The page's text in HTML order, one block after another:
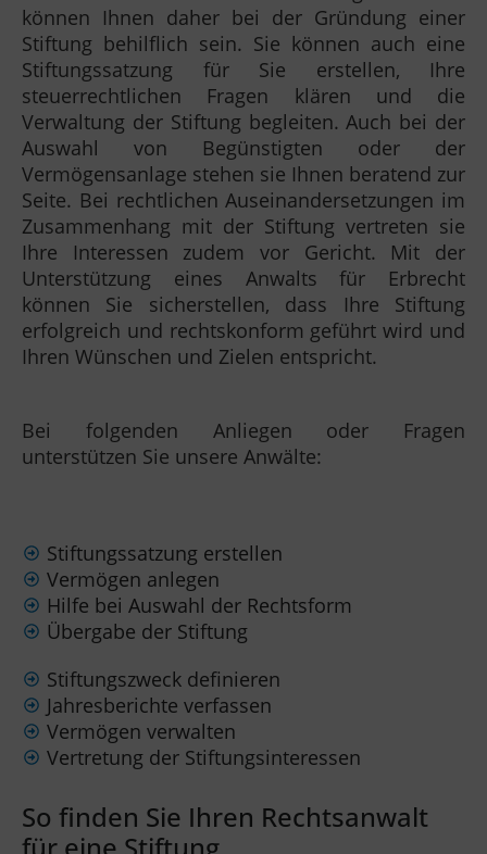
können Ihnen daher bei der Gründung einer
Stiftung behilflich sein. Sie können auch eine
Stiftungssatzung für Sie erstellen, Ihre
steuerrechtlichen Fragen klären und die
Verwaltung der Stiftung begleiten. Auch bei der
Auswahl von Begünstigten oder der
Vermögensanlage stehen sie Ihnen beratend zur
Seite. Bei rechtlichen Auseinandersetzungen im
Zusammenhang mit der Stiftung vertreten sie
Ihre Interessen zudem vor Gericht. Mit der
Unterstützung eines Anwalts für Erbrecht
können Sie sicherstellen, dass Ihre Stiftung
erfolgreich und rechtskonform geführt wird und
Ihren Wünschen und Zielen entspricht.
Bei folgenden Anliegen oder Fragen
unterstützen Sie unsere Anwälte:
Stiftungssatzung erstellen
Vermögen anlegen
Hilfe bei Auswahl der Rechtsform
Übergabe der Stiftung
Stiftungszweck definieren
Jahresberichte verfassen
Vermögen verwalten
Vertretung der Stiftungsinteressen
So finden Sie Ihren Rechtsanwalt
für eine Stiftung